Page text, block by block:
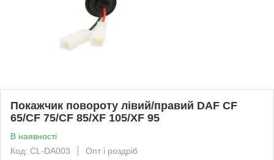
Покажчик повороту лівий/правий DAF CF
65/CF 75/CF 85/XF 105/XF 95
В наявності
Код: CL-DA003
Опт і роздріб